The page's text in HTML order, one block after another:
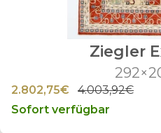
Ziegler
2.802,75€
4.003,92€
Sofort verfügbar